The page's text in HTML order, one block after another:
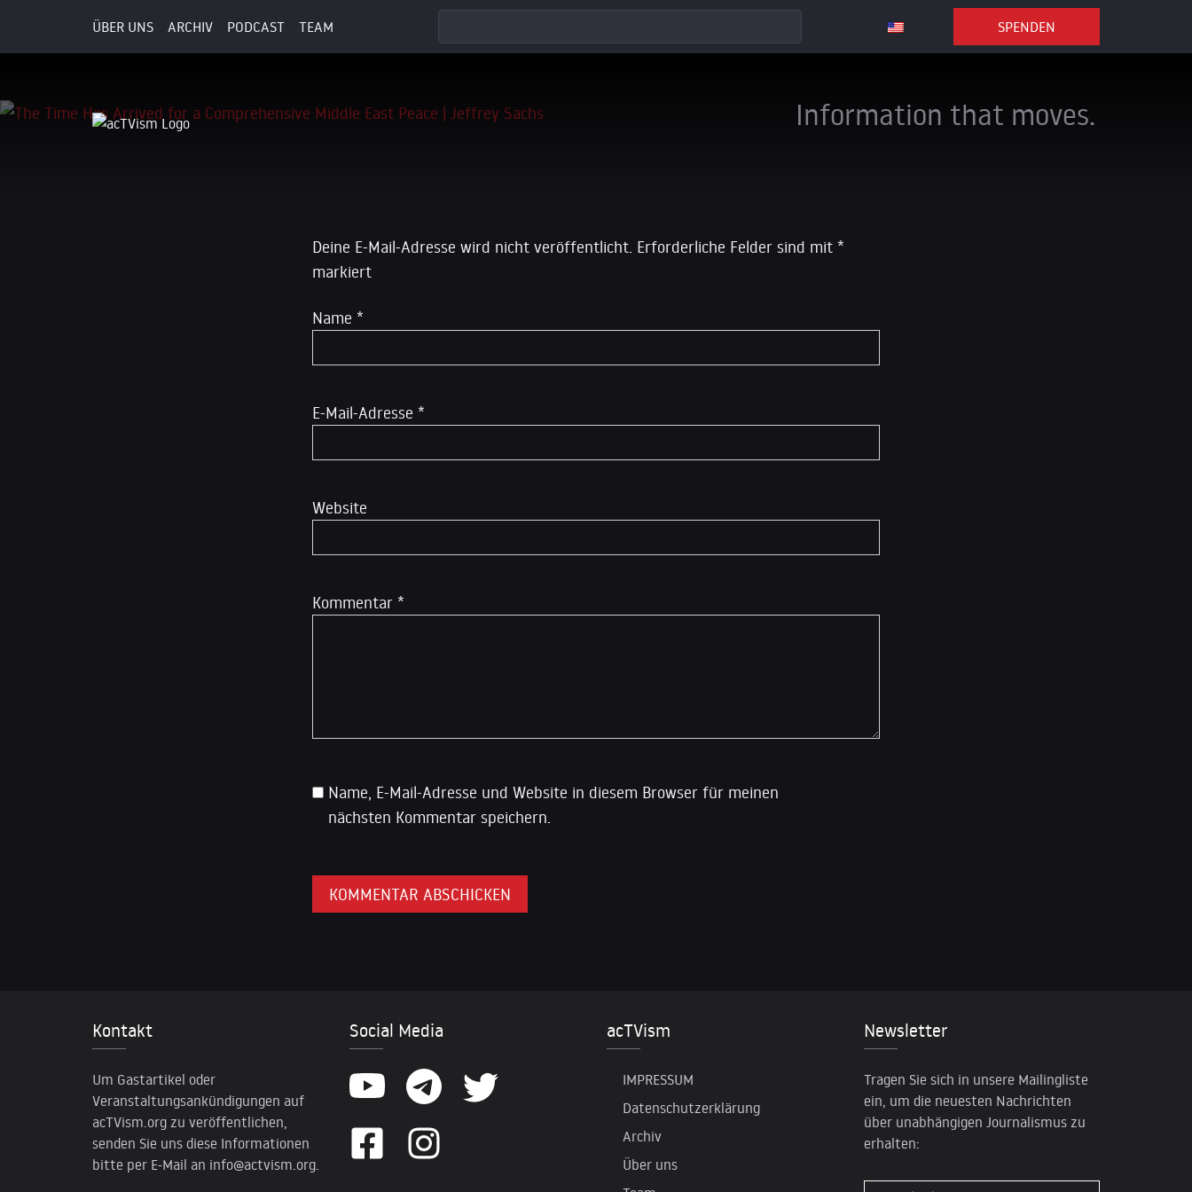
ÜBER UNS ARCHIV PODCAST TEAM SPENDEN
Information that moves.
8. Juli 2025
Deine E-Mail-Adresse wird nicht veröffentlicht. Erforderliche Felder sind mit *
markiert
Kommentar *
Name *
E-Mail-Adresse *
Website
Name, E-Mail-Adresse und Website in diesem Browser für meinen
nächsten Kommentar speichern.
Kontakt
Um Gastartikel oder
Veranstaltungsankündigungen auf
acTVism.org zu veröffentlichen,
senden Sie uns diese Informationen
bitte per E-Mail an info@actvism.org.
Social Media acTVism
IMPRESSUM
Datenschutzerklärung
Archiv
Über uns
Newsletter
Tragen Sie sich in unsere Mailingliste
ein, um die neuesten Nachrichten
über unabhängigen Journalismus zu
erhalten: